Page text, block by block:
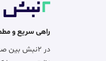
راهی سریع و
در ۲نبش